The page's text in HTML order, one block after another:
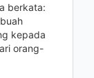
berkata:
kepada
orang-